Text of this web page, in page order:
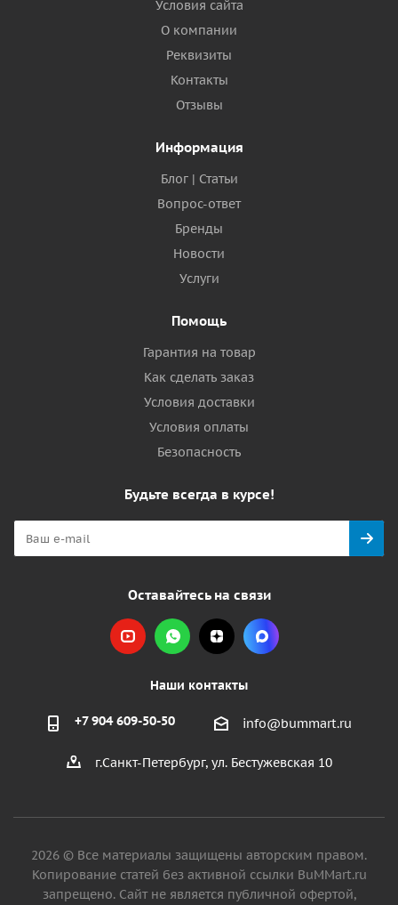
Условия сайта
О компании
Реквизиты
Контакты
Отзывы
Информация
Блог | Статьи
Вопрос-ответ
Бренды
Новости
Услуги
Помощь
Гарантия на товар
Как сделать заказ
Условия доставки
Условия оплаты
Безопасность
Будьте всегда в курсе!
Оставайтесь на связи
Наши контакты
+7 904 609-50-50 info@bummart.ru
г.Санкт-Петербург, ул. Бестужевская 10
2026 © Все материалы защищены авторским правом.
Копирование статей без активной ссылки BuMMart.ru
запрещено. Сайт не является публичной офертой,